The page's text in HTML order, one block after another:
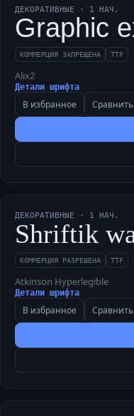
ДЕКОРАТИВНЫЕ · 1 НАЧ.
Graphic
КОММЕРЦИЯ ЗАПРЕЩЕНА TTF
Alix2
Детали шрифта
В избранное Сравнить
ДЕКОРАТИВНЫЕ · 1 НАЧ.
Shriftik
КОММЕРЦИЯ РАЗРЕШЕНА TTF
Atkinson Hyperlegible
Детали шрифта
В избранное Сравнить